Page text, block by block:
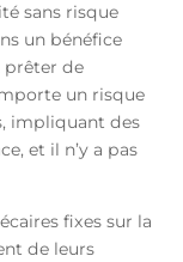
sans risque
un bénéfice
prêter de
un risque
impliquant des
et il n’y a pas
fixes sur la
de leurs